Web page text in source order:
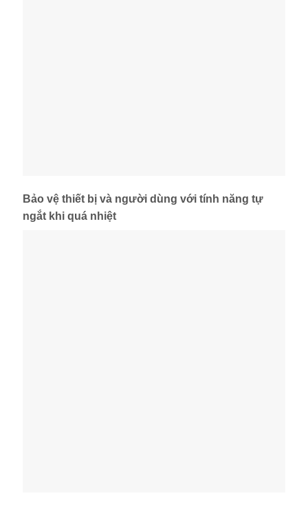
Bảo vệ thiết bị và người dùng với tính năng tự
ngắt khi quá nhiệt